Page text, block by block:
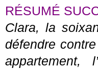
RÉSUMÉ
Clara, la
défendre
appartement,